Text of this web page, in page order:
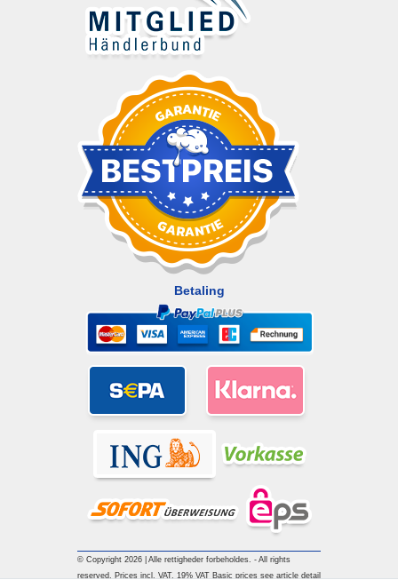
Betaling
© Copyright 2026 | Alle rettigheder forbeholdes. - All rights
reserved. Prices incl. VAT. 19% VAT Basic prices see article detail